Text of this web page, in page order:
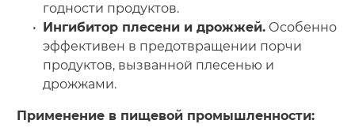
годности продуктов.
Ингибитор плесени и дрожжей.Особенно
эффективен в предотвращении порчи
продуктов, вызванной плесенью и
дрожжами.
Применение в пищевой промышленности: